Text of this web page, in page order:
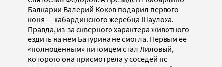
Балкарии Валерий Коков подарил первого
коня — кабардинского жеребца Шаулоха.
Правда, из-за скверного характера животного
ездить на нем Батурина не смогла. Первым ее
«полноценным» питомцем стал Лиловый,
которого она присмотрела у соседей по